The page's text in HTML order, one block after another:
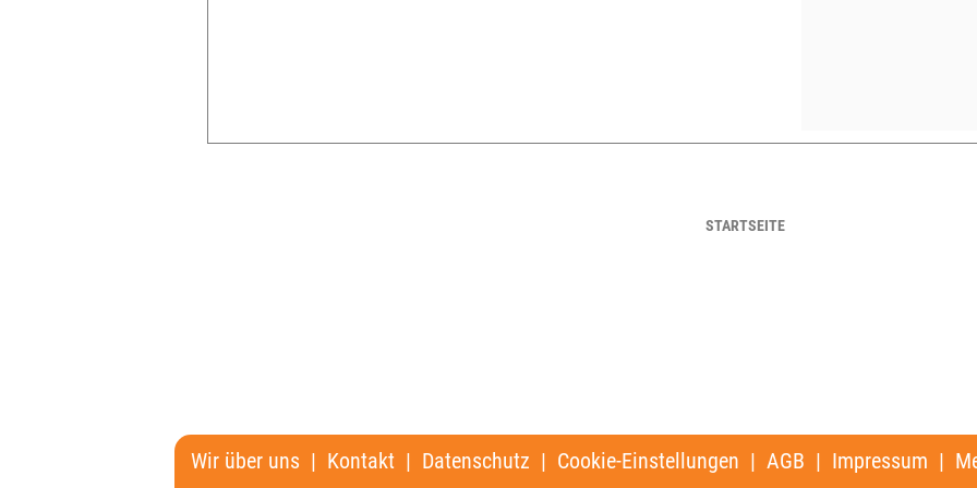
STARTSEITE
Wir über uns | Kontakt | Datenschutz | Cookie-Einstellungen | AGB | Impressum |